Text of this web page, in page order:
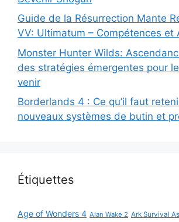
Guide de la Résurrection Mante
VV: Ultimatum – Compétences et
Monster Hunter Wilds:
des stratégies émergentes pour
venir
Borderlands 4 : Ce qu’il faut
nouveaux systèmes de butin et
Étiquettes
Age of Wonders 4 Alan Wake 2 Ark Survival